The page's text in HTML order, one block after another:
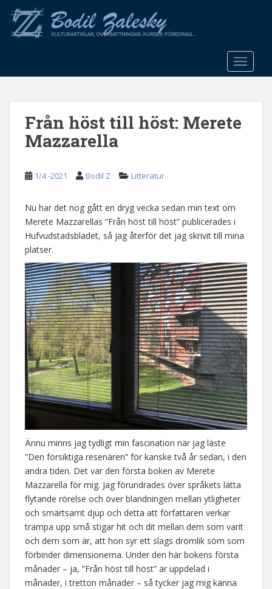
o
Från höst till höst: Merete
Mazzarella
1/4 -2021 Bodil Z Litteratur
Nu har det nog gått en dryg vecka sedan min text om
Merete Mazzarellas ”Från höst till höst” publicerades i
Hufvudstadsbladet, så jag återför det jag skrivit till mina
platser.
Ännu minns jag tydligt min fascination när jag läste
”Den försiktiga resenären” för kanske två år sedan, i den
andra tiden. Det var den första boken av Merete
Mazzarella för mig. Jag förundrades över språkets lätta
flytande rörelse och över blandningen mellan ytligheter
och smärtsamt djup och detta att författaren verkar
trampa upp små stigar hit och dit mellan dem som varit
och dem som är, att hon syr ett slags drömlik söm som
förbinder dimensionerna. Under den här bokens första
månader – ja, ”Från höst till höst” är uppdelad i
månader, i tretton månader – så tycker jag mig känna